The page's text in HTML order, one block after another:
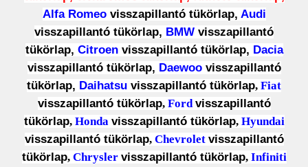
Alfa Romeo visszapillantó tükörlap, Audi
visszapillantó tükörlap, BMW visszapillantó
tükörlap, Citroenvisszapillantó tükörlap, Dacia
visszapillantó tükörlap, Daewoovisszapillantó
tükörlap, Daihatsu visszapillantó tükörlap, Fiat
visszapillantó tükörlap,Ford visszapillantó
tükörlap, Honda visszapillantó tükörlap, Hyundai
visszapillantó tükörlap, Chevrolet visszapillantó
tükörlap, Chrysler visszapillantó tükörlap, Infiniti